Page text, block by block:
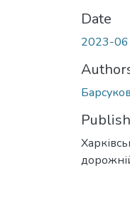
Date
2023-06